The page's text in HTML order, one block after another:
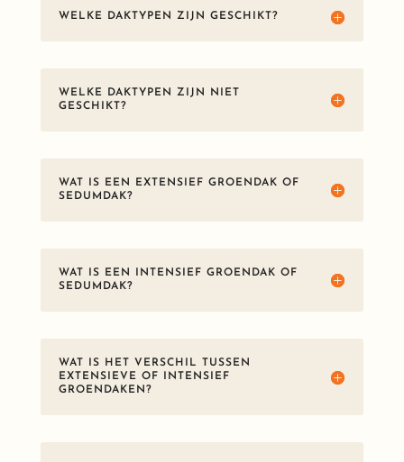
WELKE DAKTYPEN ZIJN GESCHIKT?
WELKE DAKTYPEN ZIJN NIET
GESCHIKT?
WAT IS EEN EXTENSIEF GROENDAK OF
SEDUMDAK?
WAT IS EEN INTENSIEF GROENDAK OF
SEDUMDAK?
WAT IS HET VERSCHIL TUSSEN
EXTENSIEVE OF INTENSIEF
GROENDAKEN?